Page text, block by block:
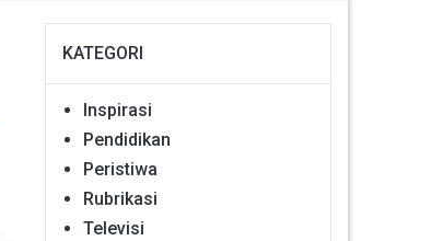
KATEGORI
Inspirasi
Pendidikan
Peristiwa
Rubrikasi
Televisi